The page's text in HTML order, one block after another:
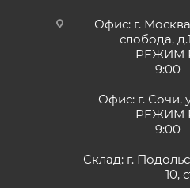
Офис: г.
слобода,
РЕЖИМ
9:00
Офис: г. Сочи,
РЕЖИМ
9:00
Склад: г.
10,